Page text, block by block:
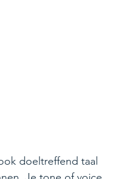
doeltreffend taal